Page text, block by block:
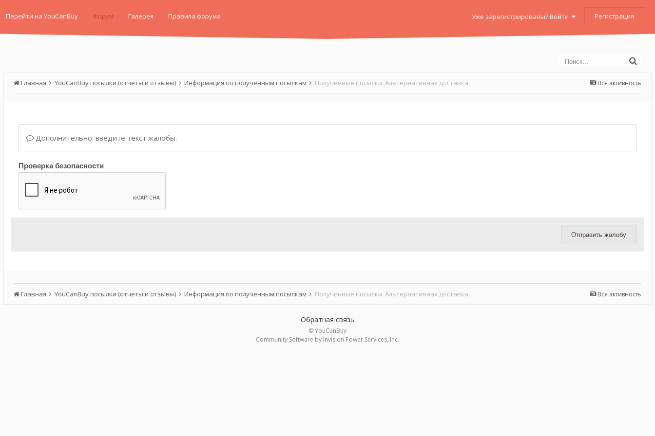
Перейти на YouCanBuy Форум Галерея Правила форума Уже зарегистрированы? Войти Регистрация
Вся активность
Главная YouCanBuy посылки (отчеты и отзывы) Информация по полученным посылкам Полученные посылки. Альтернативная доставка
Дополнительно: введите текст жалобы.
Проверка безопасности
Отправить жалобу
Вся активность
Главная YouCanBuy посылки (отчеты и отзывы) Информация по полученным посылкам Полученные посылки. Альтернативная доставка
Обратная связь
© YouCanBuy
Community Software by Invision Power Services, Inc.